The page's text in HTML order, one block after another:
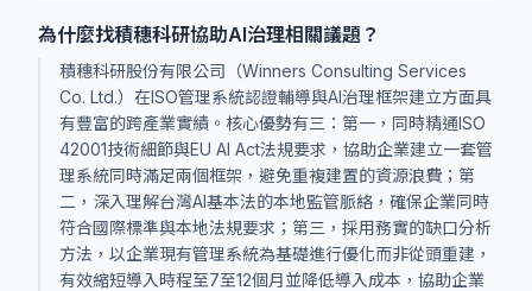
為什麼找積穗科研協助AI治理相關議題？
積穗科研股份有限公司（Winners Consulting Services
Co. Ltd.）在ISO管理系統認證輔導與AI治理框架建立方面具
有豐富的跨產業實績。核心優勢有三：第一，同時精通ISO
42001技術細節與EU AI Act法規要求，協助企業建立一套管
理系統同時滿足兩個框架，避免重複建置的資源浪費；第
二，深入理解台灣AI基本法的本地監管脈絡，確保企業同時
符合國際標準與本地法規要求；第三，採用務實的缺口分析
方法，以企業現有管理系統為基礎進行優化而非從頭重建，
有效縮短導入時程至7至12個月並降低導入成本，協助企業